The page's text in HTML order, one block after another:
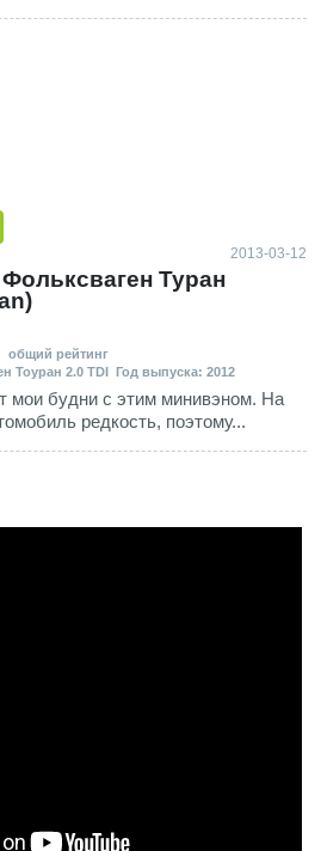
2013-03-12
Туран
общий рейтинг
Тоуран 2.0 TDI Год выпуска: 2012
мои будни с этим минивэном. На
редкость, поэтому...